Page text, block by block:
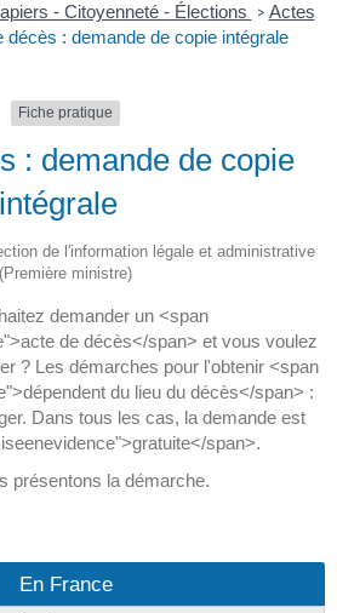
- Citoyenneté - Élections > Actes
décès : demande de copie intégrale
Fiche pratique
: demande de copie
intégrale
de l'information légale et administrative
(Première ministre)
demander un <span
de décès</span> et vous voulez
? Les démarches pour l'obtenir <span
du lieu du décès</span> :
Dans tous les cas, la demande est
span>.
présentons la démarche.
En France